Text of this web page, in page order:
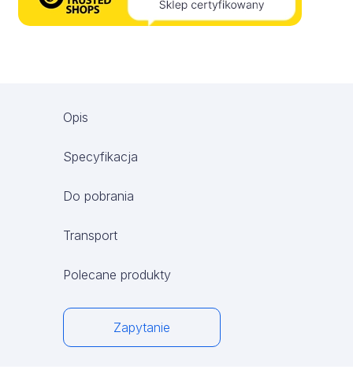
Opis
Specyfikacja
Do pobrania
Transport
Polecane produkty
Zapytanie